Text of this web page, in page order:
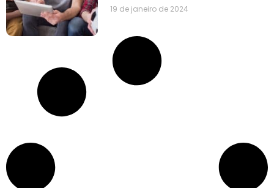
19 de janeiro de 2024